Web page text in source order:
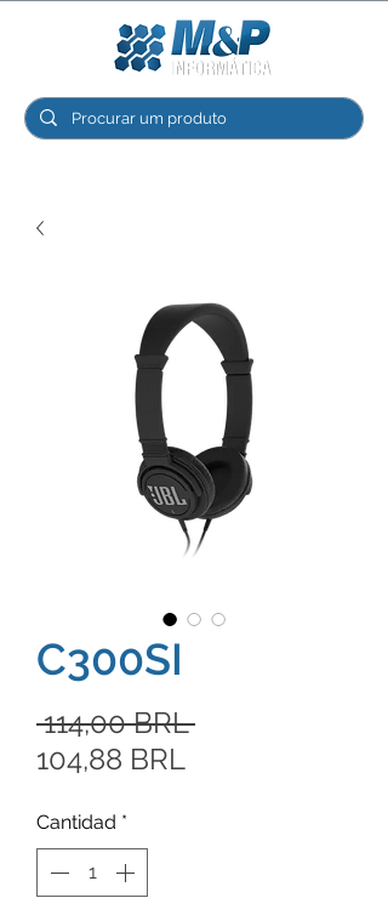
C300SI
114,00 BRL Precio
104,88 BRLPrecio
Cantidad *